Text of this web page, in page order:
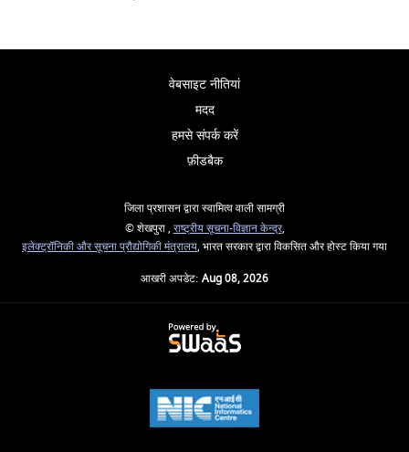
वेबसाइट नीतियां
मदद
हमसे संपर्क करें
फ़ीडबैक
जिला प्रशासन द्वारा स्वामित्व वाली सामग्री
© शेखपुरा ,राष्ट्रीय सूचना-विज्ञान केन्द्र,
इलेक्‍ट्रॉनिकी और सूचना प्रौद्योगिकी मंत्रालय, भारत सरकार द्वारा विकसित और होस्ट किया गया
आखरी अपडेट: Aug 08, 2026